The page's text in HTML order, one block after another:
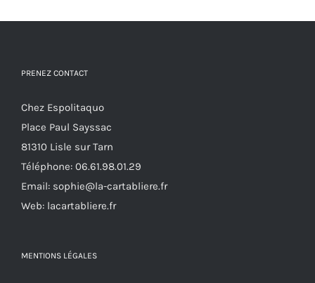
PRENEZ CONTACT
Chez Espolitaquo
Place Paul Sayssac
81310 Lisle sur Tarn
Téléphone: 06.61.98.01.29
Email: sophie@la-cartabliere.fr
Web: lacartabliere.fr
MENTIONS LÉGALES